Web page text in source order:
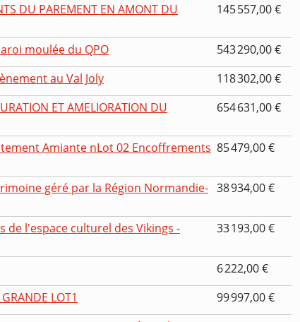
DU PAREMENT EN AMONT DU
145 557,00 €
moulée du QPO
543 290,00 €
au Val Joly
118 302,00 €
ET AMELIORATION DU
654 631,00 €
Amiante nLot 02 Encoffrements 85 479,00 €
géré par la Région Normandie- 38 934,00 €
de l'espace culturel des Vikings -
33 193,00 €
6 222,00 €
LOT1
99 997,00 €